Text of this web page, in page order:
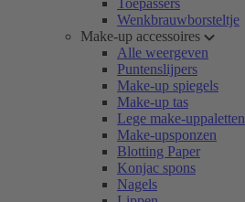
Toepassers
Wenkbrauwborsteltje
Make-up accessoires
Alle weergeven
Puntenslijpers
Make-up spiegels
Make-up tas
Lege make-uppaletten
Make-upsponzen
Blotting Paper
Konjac spons
Nagels